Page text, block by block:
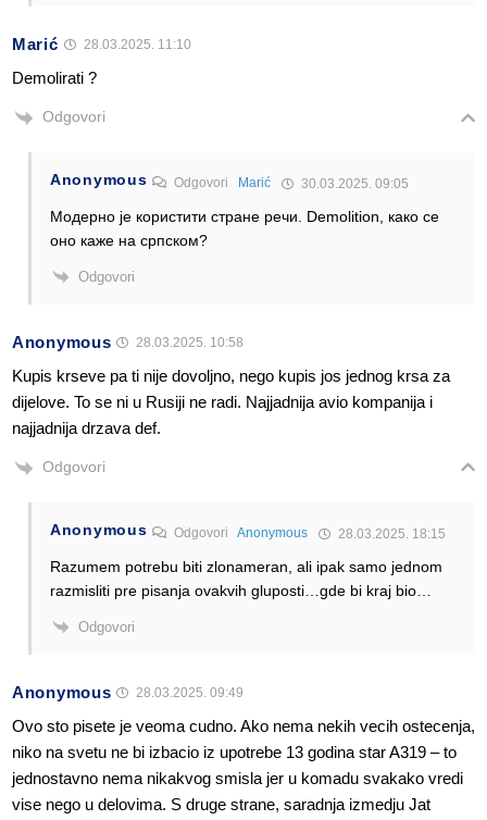
Marić 28.03.2025. 11:10
Demolirati ?
Odgovori
Anonymous Odgovori Marić 30.03.2025. 09:05
Модерно је користити стране речи. Demolition, како се
оно каже на српском?
Odgovori
Anonymous 28.03.2025. 10:58
Kupis krseve pa ti nije dovoljno, nego kupis jos jednog krsa za
dijelove. To se ni u Rusiji ne radi. Najjadnija avio kompanija i
najjadnija drzava def.
Odgovori
Anonymous OdgovoriAnonymous 28.03.2025. 18:15
Razumem potrebu biti zlonameran, ali ipak samo jednom
razmisliti pre pisanja ovakvih gluposti…gde bi kraj bio…
Odgovori
Anonymous 28.03.2025. 09:49
Ovo sto pisete je veoma cudno. Ako nema nekih vecih ostecenja,
niko na svetu ne bi izbacio iz upotrebe 13 godina star A319 – to
jednostavno nema nikakvog smisla jer u komadu svakako vredi
vise nego u delovima. S druge strane, saradnja izmedju Jat